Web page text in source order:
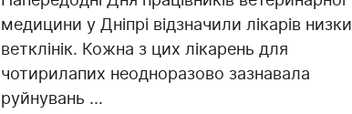
медицини у Дніпрі відзначили лікарів низки
ветклінік. Кожна з цих лікарень для
чотирилапих неодноразово зазнавала
руйнувань ...